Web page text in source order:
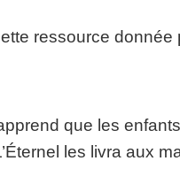
ressource donnée
que les
les livra aux